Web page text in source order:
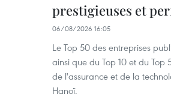
prestigieuses et
06/08/2026 16:05
Le Top 50 des entreprises
ainsi que du Top 10 et du
de l'assurance et de la
Hanoï.